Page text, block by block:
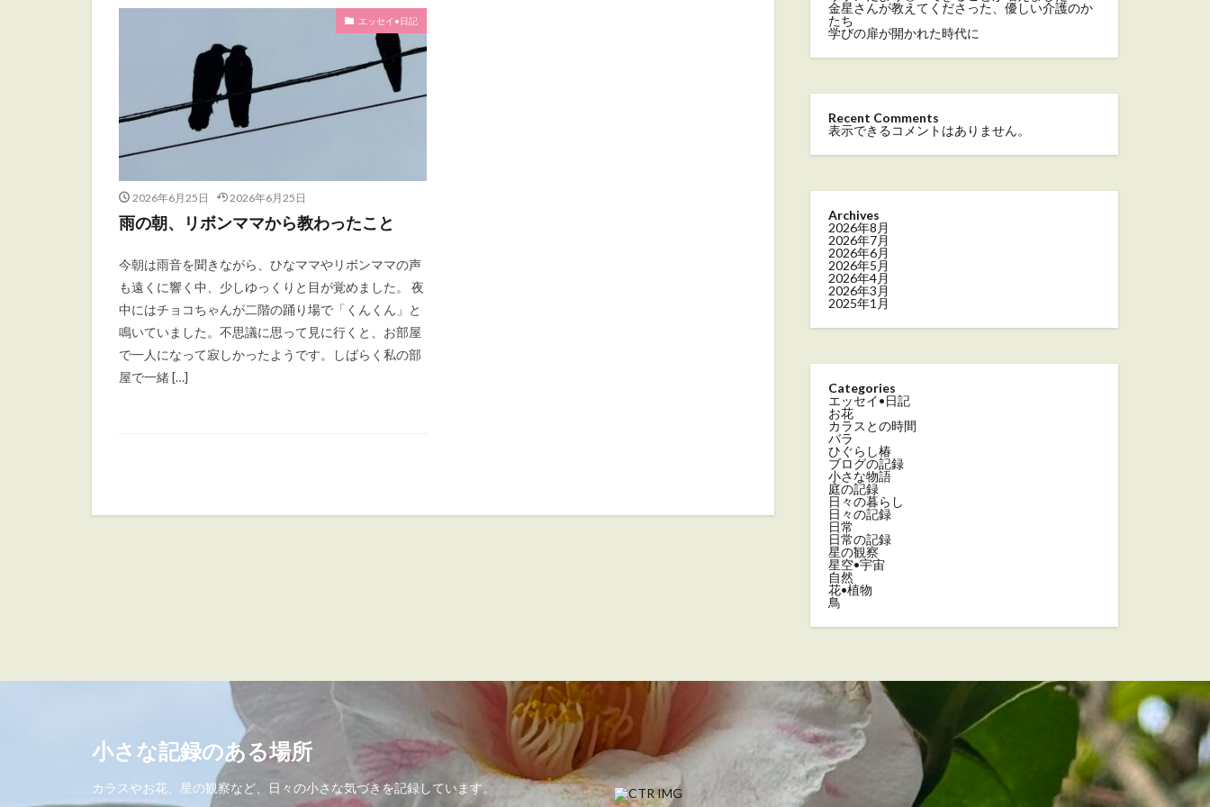
エッセイ•日記
2026年6月25日 2026年6月25日
雨の朝、リボンママから教わったこと
今朝は雨音を聞きながら、ひなママやリボンママの声
も遠くに響く中、少しゆっくりと目が覚めました。 夜
中にはチョコちゃんが二階の踊り場で「くんくん」と
鳴いていました。不思議に思って見に行くと、お部屋
で一人になって寂しかったようです。しばらく私の部
屋で一緒 […]
金星さんが教えてくださった、優しい介護のか
たち
学びの扉が開かれた時代に
Recent Comments
表示できるコメントはありません。
Archives
2026年8月
2026年7月
2026年6月
2026年5月
2026年4月
2026年3月
2025年1月
Categories
エッセイ•日記
お花
カラスとの時間
バラ
ひぐらし椿
ブログの記録
小さな物語
庭の記録
日々の暮らし
日々の記録
日常
日常の記録
星の観察
星空•宇宙
自然
花•植物
鳥
小さな記録のある場所
カラスやお花、星の観察など、日々の小さな気づきを記録しています。